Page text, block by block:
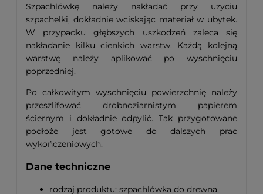
Szpachlówkę należy nakładać przy użyciu
szpachelki, dokładnie wciskając materiał w ubytek.
W przypadku głębszych uszkodzeń zaleca się
nakładanie kilku cienkich warstw. Każdą kolejną
warstwę należy aplikować po wyschnięciu
poprzedniej.
Po całkowitym wyschnięciu powierzchnię należy
przeszlifować drobnoziarnistym papierem
ściernym i dokładnie odpylić. Tak przygotowane
podłoże jest gotowe do dalszych prac
wykończeniowych.
Dane techniczne
rodzaj produktu: szpachlówka do drewna,